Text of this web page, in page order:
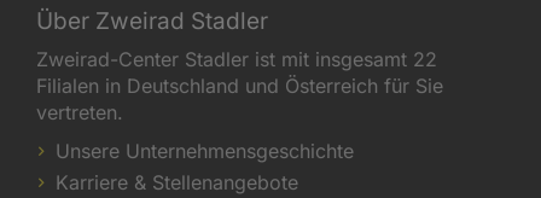
Über Zweirad Stadler
Zweirad-Center Stadler ist mit insgesamt 22
Filialen in Deutschland und Österreich für Sie
vertreten.
Unsere Unternehmensgeschichte
Karriere & Stellenangebote